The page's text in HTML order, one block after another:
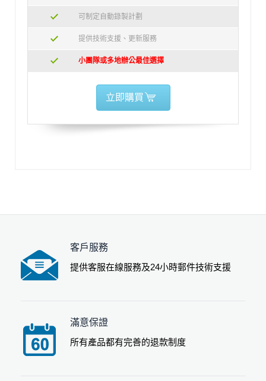
可制定自動錄製計劃
提供技術支援、更新服務
小團隊或多地辦公最佳選擇
立即購買
客戶服務
提供客服在線服務及24小時郵件技術支援
滿意保證
所有產品都有完善的退款制度